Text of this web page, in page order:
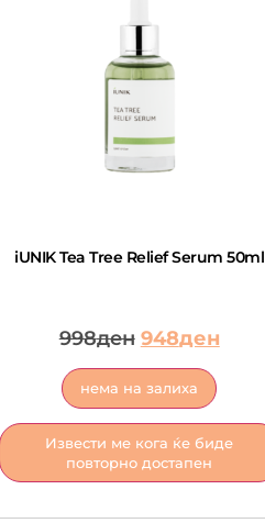
iUNIK Tea Tree Relief Serum 50ml
998ден 948ден
нема на залиха
Извести ме кога ќе биде
повторно достапен